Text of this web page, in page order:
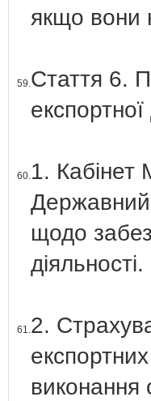
якщо вони
59.Стаття 6.
експортної
60.1. Кабінет
Державний
щодо
діяльності.
61.2.
виконання